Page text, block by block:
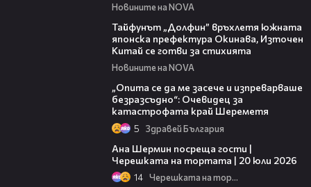
Новините на NOVA
Тайфунът „Долфин” връхлетя южната
японска префектура Окинава, Източен
Китай се готви за стихията
Новините на NOVA
„Опита се да ме засече и изпреварваше
безразсъдно“: Очевидец за
катастрофата край Шереметя
5 Здравей България
Ана Шермин посреща гости |
Черешката на тортата | 20 юли 2026
14 Черешката на тортата